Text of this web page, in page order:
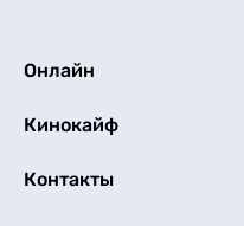
Онлайн
Кинокайф
Контакты